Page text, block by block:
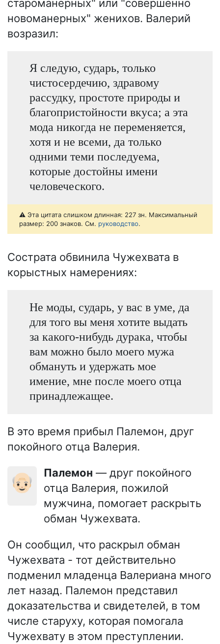
староманерных" или "совершенно
новоманерных" женихов. Валерий
возразил:
Я следую, сударь, только
чистосердечию, здравому
рассудку, простоте природы и
благопристойности вкуса; а эта
мода никогда не переменяется,
хотя и не всеми, да только
одними теми последуема,
которые достойны имени
человеческого.
⚠️ Эта цитата слишком длинная: 227 зн. Максимальный
размер: 200 знаков. См. руководство.
Сострата обвинила Чужехвата в
корыстных намерениях:
Не моды, сударь, у вас в уме, да
для того вы меня хотите выдать
за какого-нибудь дурака, чтобы
вам можно было моего мужа
обмануть и удержать мое
имение, мне после моего отца
принадлежащее.
В это время прибыл Палемон, друг
покойного отца Валерия.
👴🏻 Палемон — друг покойного
отца Валерия, пожилой
мужчина, помогает раскрыть
обман Чужехвата.
Он сообщил, что раскрыл обман
Чужехвата - тот действительно
подменил младенца Валериана много
лет назад. Палемон представил
доказательства и свидетелей, в том
числе старуху, которая помогала
Чужехвату в этом преступлении.